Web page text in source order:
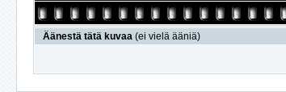
Äänestä tätä kuvaa (ei vielä ääniä)